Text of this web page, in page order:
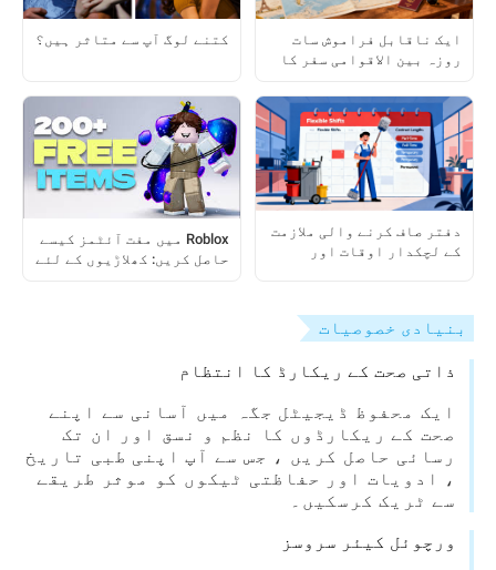
ایک ناقابل فراموش سات
روزہ بین الاقوامی سفر کا
کتنے لوگ آپ سے متاثر ہیں؟
دفتر صاف کرنے والی ملازمت
کے لچکدار اوقات اور
Roblox میں مفت آئٹمز کیسے
حاصل کریں: کھلاڑیوں کے لئے
بنیادی خصوصیات
ذاتی صحت کے ریکارڈ کا انتظام
ایک محفوظ ڈیجیٹل جگہ میں آسانی سے اپنے
صحت کے ریکارڈوں کا نظم و نسق اور ان تک
رسائی حاصل کریں ، جس سے آپ اپنی طبی تاریخ
، ادویات اور حفاظتی ٹیکوں کو موثر طریقے
سے ٹریک کرسکیں۔
ورچوئل کیئر سروسز